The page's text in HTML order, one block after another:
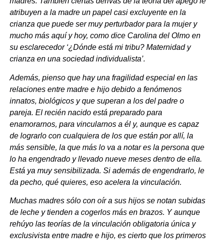
atribuyen a la madre un papel casi excluyente en la
crianza que puede ser muy perturbador para la mujer y
mucho más aquí y hoy, como dice Carolina del Olmo en
su esclarecedor ‘¿Dónde está mi tribu? Maternidad y
crianza en una sociedad individualista’.
Además, pienso que hay una fragilidad especial en las
relaciones entre madre e hijo debido a fenómenos
innatos, biológicos y que superan a los del padre o
pareja. El recién nacido está preparado para
enamorarnos, para vincularnos a él y, aunque es capaz
de lograrlo con cualquiera de los que están por allí, la
más sensible, la que más lo va a notar es la persona que
lo ha engendrado y llevado nueve meses dentro de ella.
Está ya muy sensibilizada. Si además de engendrarlo, le
da pecho, qué quieres, eso acelera la vinculación.
Muchas madres sólo con oír a sus hijos se notan subidas
de leche y tienden a cogerlos más en brazos. Y aunque
rehúyo las teorías de la vinculación obligatoria única y
exclusivista entre madre e hijo, es cierto que los primeros